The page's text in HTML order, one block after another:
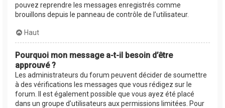
pouvez reprendre les messages enregistrés comme
brouillons depuis le panneau de contrôle de l’utilisateur.
Haut
Pourquoi mon message a-t-il besoin d’être
approuvé ?
Les administrateurs du forum peuvent décider de soumettre
à des vérifications les messages que vous rédigez sur le
forum. Il est également possible que vous ayez été placé
dans un groupe d’utilisateurs aux permissions limitées. Pour